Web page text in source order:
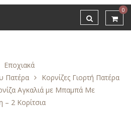
0
Εποχιακά
Πατέρα
Κορνίζες Γιορτή Πατέρα
Αγκαλιά με Μπαμπά Με
– 2 Κορίτσια